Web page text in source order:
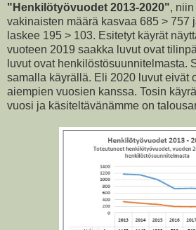
"Henkilötyövuodet 2013-2020",
vakinaisten määrä kasvaa 685 > 757
laskee 195 > 103. Esitetyt käyrät
vuoteen 2019 saakka luvut ovat
luvut ovat henkilöstösuunnitelmasta.
samalla käyrällä. Eli 2020 luvut eivät
aiempien vuosien kanssa. Tosin
vuosi ja käsiteltävänämme on